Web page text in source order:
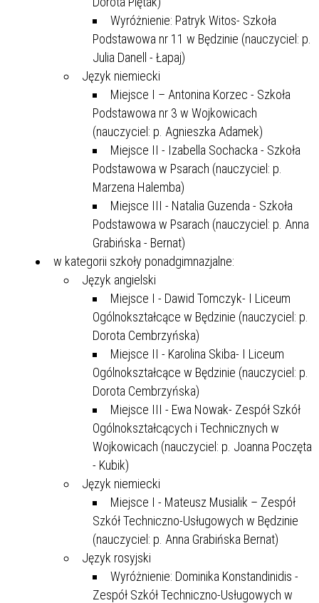
Wyróżnienie: Patryk Witos- Szkoła
Podstawowa nr 11 w Będzinie (nauczyciel: p.
Julia Danell - Łapaj)
Język niemiecki
Miejsce I – Antonina Korzec - Szkoła
Podstawowa nr 3 w Wojkowicach
(nauczyciel: p. Agnieszka Adamek)
Miejsce II - Izabella Sochacka - Szkoła
Podstawowa w Psarach (nauczyciel: p.
Marzena Halemba)
Miejsce III - Natalia Guzenda - Szkoła
Podstawowa w Psarach (nauczyciel: p. Anna
Grabińska - Bernat)
w kategorii szkoły ponadgimnazjalne:
Język angielski
Miejsce I - Dawid Tomczyk- I Liceum
Ogólnokształcące w Będzinie (nauczyciel: p.
Dorota Cembrzyńska)
Miejsce II - Karolina Skiba- I Liceum
Ogólnokształcące w Będzinie (nauczyciel: p.
Dorota Cembrzyńska)
Miejsce III - Ewa Nowak- Zespół Szkół
Ogólnokształcących i Technicznych w
Wojkowicach (nauczyciel: p. Joanna Poczęta
- Kubik)
Język niemiecki
Miejsce I - Mateusz Musialik – Zespół
Szkół Techniczno-Usługowych w Będzinie
(nauczyciel: p. Anna Grabińska Bernat)
Język rosyjski
Wyróżnienie: Dominika Konstandinidis -
Zespół Szkół Techniczno-Usługowych w